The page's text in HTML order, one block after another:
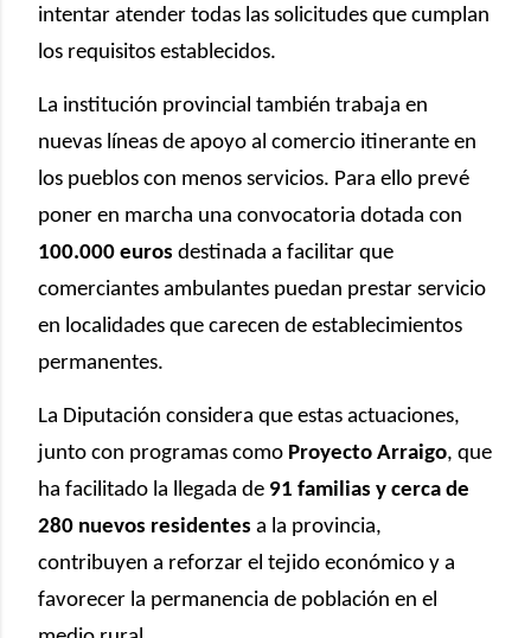
intentar atender todas las solicitudes que cumplan
los requisitos establecidos.
La institución provincial también trabaja en
nuevas líneas de apoyo al comercio itinerante en
los pueblos con menos servicios. Para ello prevé
poner en marcha una convocatoria dotada con
100.000 euros destinada a facilitar que
comerciantes ambulantes puedan prestar servicio
en localidades que carecen de establecimientos
permanentes.
La Diputación considera que estas actuaciones,
junto con programas como Proyecto Arraigo, que
ha facilitado la llegada de 91 familias y cerca de
280 nuevos residentes a la provincia,
contribuyen a reforzar el tejido económico y a
favorecer la permanencia de población en el